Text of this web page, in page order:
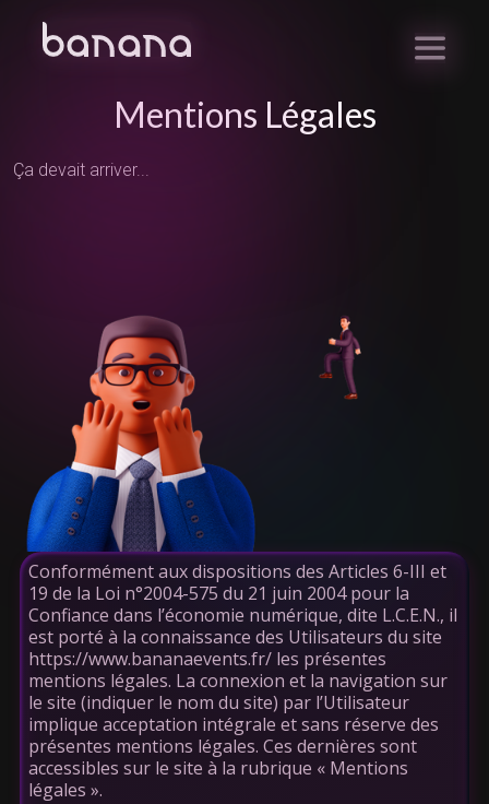
Mentions Légales
Ça devait arriver...
Conformément aux dispositions des Articles 6-III et
19 de la Loi n°2004-575 du 21 juin 2004 pour la
Confiance dans l’économie numérique, dite L.C.E.N., il
est porté à la connaissance des Utilisateurs du site
https://www.bananaevents.fr/ les présentes
mentions légales. La connexion et la navigation sur
le site (indiquer le nom du site) par l’Utilisateur
implique acceptation intégrale et sans réserve des
présentes mentions légales. Ces dernières sont
accessibles sur le site à la rubrique « Mentions
légales ».